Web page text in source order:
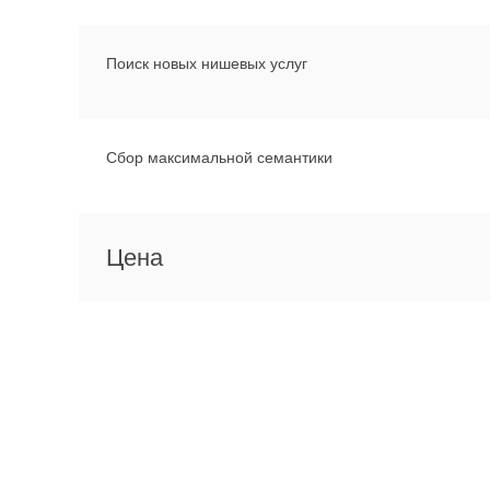
Поиск новых нишевых услуг
Сбор максимальной семантики
Цена